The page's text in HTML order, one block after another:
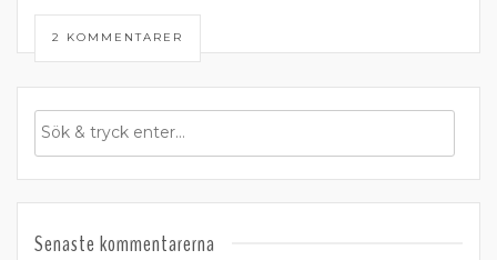
2 KOMMENTARER
Senaste kommentarerna